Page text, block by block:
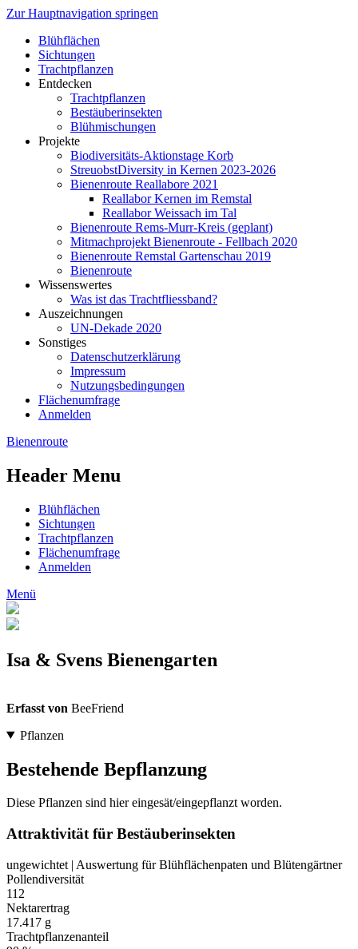
Zur Hauptnavigation springen
Blühflächen
Sichtungen
Trachtpflanzen
Entdecken
Trachtpflanzen
Bestäuberinsekten
Blühmischungen
Projekte
Biodiversitäts-Aktionstage Korb
StreuobstDiversity in Kernen 2023-2026
Bienenroute Reallabore 2021
Reallabor Kernen im Remstal
Reallabor Weissach im Tal
Bienenroute Rems-Murr-Kreis (geplant)
Mitmachprojekt Bienenroute - Fellbach 2020
Bienenroute Remstal Gartenschau 2019
Bienenroute
Wissenswertes
Was ist das Trachtfliessband?
Auszeichnungen
UN-Dekade 2020
Sonstiges
Datenschutzerklärung
Impressum
Nutzungsbedingungen
Flächenumfrage
Anmelden
Bienenroute
Header Menu
Blühflächen
Sichtungen
Trachtpflanzen
Flächenumfrage
Anmelden
Menü
Isa & Svens Bienengarten
Erfasst von BeeFriend
Pflanzen
Bestehende Bepflanzung
Diese Pflanzen sind hier eingesät/eingepflanzt worden.
Attraktivität für Bestäuberinsekten
ungewichtet | Auswertung für Blühflächenpaten und Blütengärtner
Pollendiversität
112
Nektarertrag
17.417 g
Trachtpflanzenanteil